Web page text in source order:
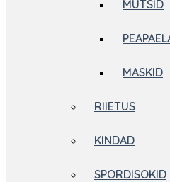
MÜTSID
MASKID
RIIETUS
KINDAD
SPORDISOKID